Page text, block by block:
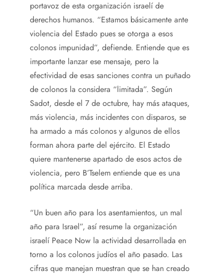
portavoz de esta organización israelí de
derechos humanos. “Estamos básicamente ante
violencia del Estado pues se otorga a esos
colonos impunidad”, defiende. Entiende que es
importante lanzar ese mensaje, pero la
efectividad de esas sanciones contra un puñado
de colonos la considera “limitada”. Según
Sadot, desde el 7 de octubre, hay más ataques,
más violencia, más incidentes con disparos, se
ha armado a más colonos y algunos de ellos
forman ahora parte del ejército. El Estado
quiere mantenerse apartado de esos actos de
violencia, pero B’Tselem entiende que es una
política marcada desde arriba.
“Un buen año para los asentamientos, un mal
año para Israel”, así resume la organización
israelí Peace Now la actividad desarrollada en
torno a los colonos judíos el año pasado. Las
cifras que manejan muestran que se han creado